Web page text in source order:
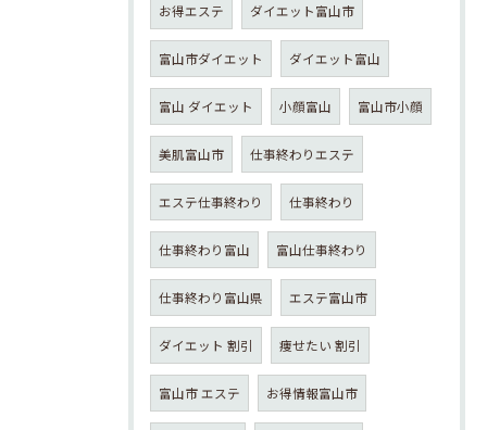
お得エステ ダイエット富山市
富山市ダイエット ダイエット富山
富山 ダイエット 小顔富山 富山市小顔
美肌富山市 仕事終わりエステ
エステ仕事終わり 仕事終わり
仕事終わり富山 富山仕事終わり
仕事終わり富山県 エステ富山市
ダイエット 割引 痩せたい 割引
富山市 エステ お得情報富山市